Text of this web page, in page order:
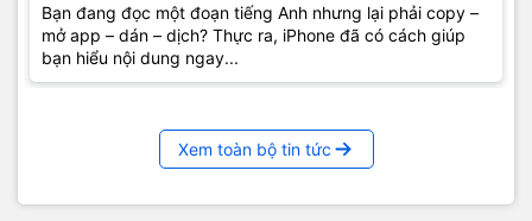
Bạn đang đọc một đoạn tiếng Anh nhưng lại phải copy –
mở app – dán – dịch? Thực ra, iPhone đã có cách giúp
bạn hiểu nội dung ngay...
Xem toàn bộ tin tức